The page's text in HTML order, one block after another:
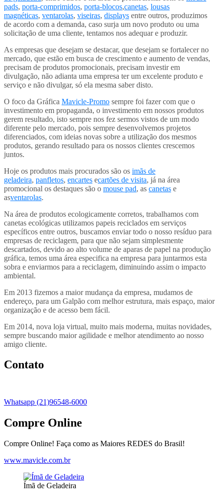
pads, porta-comprimidos, porta-blocos,canetas, lousas
magnéticas, ventarolas, viseiras, displays entre outros, produzimos
de acordo com a demanda, caso surja um novo produto ou uma
solicitação de uma cliente, tentamos nos adequar e produzir.
As empresas que desejam se destacar, que desejam se fortalecer no
mercado, que estão em busca de crescimento e aumento de vendas,
precisam de produtos promocionais, precisam investir em
divulgação, não adianta uma empresa ter um excelente produto e
serviço e não divulgar, só ela mesma saber disto.
O foco da Gráfica Mavicle-Promo sempre foi fazer com que o
investimento em propaganda, o investimento em nossos produtos
gerem resultado, isto sempre nos fez sermos vistos de um modo
diferente pelo mercado, pois sempre desenvolvemos projetos
diferenciados, com ideias novas sobre a utilização dos mesmos
produtos, gerando resultado para os nossos clientes crescemos
juntos.
Hoje os produtos mais procurados são os imãs de
geladeira, panfletos, encartes ecartões de visita, já na área
promocional os destaques são o mouse pad, as canetas e
asventarolas.
Na área de produtos ecologicamente corretos, trabalhamos com
canetas ecológicas utilizamos papeis reciclados em serviços
específicos entre outros, buscamos enviar todo o nosso resíduo para
empresas de reciclagem, para que não sejam simplesmente
descartados, devido ao alto volume de aparas de papel na produção
gráfica, temos uma área especifica na empresa para juntarmos esta
sobra e enviarmos para a reciclagem, diminuindo assim o impacto
ambiental.
Em 2013 fizemos a maior mudança da empresa, mudamos de
endereço, para um Galpão com melhor estrutura, mais espaço, maior
organização e de acesso bem fácil.
Em 2014, nova loja virtual, muito mais moderna, muitas novidades,
sempre buscando maior agilidade e melhor atendimento ao nosso
amigo cliente.
Contato
Whatsapp (21)96548-6000
Compre Online
Compre Online! Faça como as Maiores REDES do Brasil!
www.mavicle.com.br
Ímã de Geladeira